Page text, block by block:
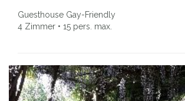
Guesthouse Gay-Friendly
4 Zimmer • 15 pers. max.